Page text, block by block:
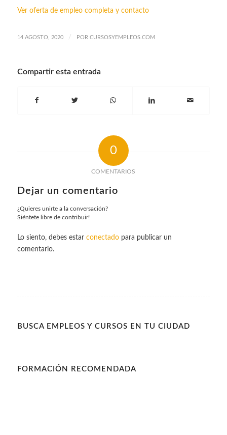
Ver oferta de empleo completa y contacto
14 AGOSTO, 2020 / POR CURSOSYEMPLEOS.COM
Compartir esta entrada
0
COMENTARIOS
Dejar un comentario
¿Quieres unirte a la conversación?
Siéntete libre de contribuir!
Lo siento, debes estar conectadopara publicar un
comentario.
BUSCA EMPLEOS Y CURSOS EN TU CIUDAD
FORMACIÓN RECOMENDADA